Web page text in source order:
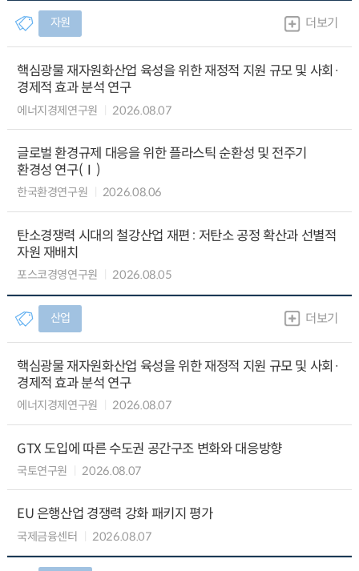
자원 더보기
핵심광물 재자원화산업 육성을 위한 재정적 지원 규모 및 사회·
경제적 효과 분석 연구
에너지경제연구원 2026.08.07
글로벌 환경규제 대응을 위한 플라스틱 순환성 및 전주기
환경성 연구(Ⅰ)
한국환경연구원 2026.08.06
탄소경쟁력 시대의 철강산업 재편 : 저탄소 공정 확산과 선별적
자원 재배치
포스코경영연구원 2026.08.05
산업 더보기
핵심광물 재자원화산업 육성을 위한 재정적 지원 규모 및 사회·
경제적 효과 분석 연구
에너지경제연구원 2026.08.07
GTX 도입에 따른 수도권 공간구조 변화와 대응방향
국토연구원 2026.08.07
EU 은행산업 경쟁력 강화 패키지 평가
국제금융센터 2026.08.07